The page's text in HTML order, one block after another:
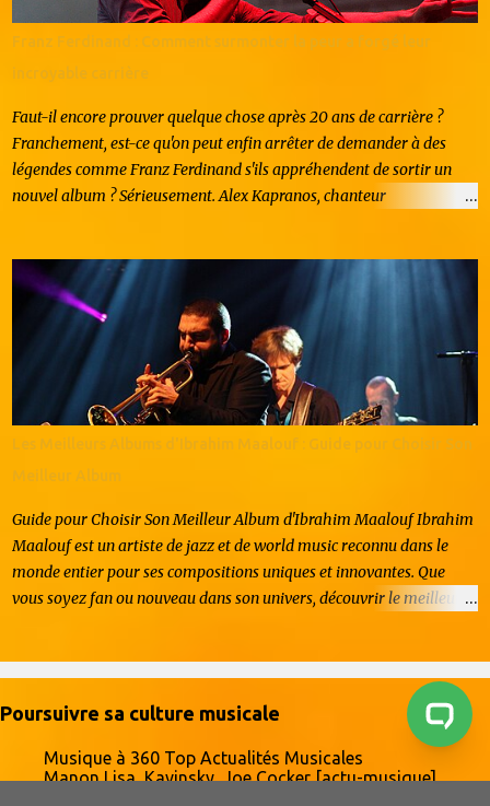
émerge vers 2020 avec une nouvelle génération d'artistes formés au
digital. Contrairement à leurs homologues anglo-saxons, les
producteurs français intègrent des influence...
Franz Ferdinand : Comment surmonter la peur a forgé leur
incroyable carrière
Faut-il encore prouver quelque chose après 20 ans de carrière ?
Franchement, est-ce qu'on peut enfin arrêter de demander à des
légendes comme Franz Ferdinand s'ils appréhendent de sortir un
nouvel album ? Sérieusement. Alex Kapranos, chanteur
britannique et de désinvolture écossaise, un grand "non". Pas de
peur, pas de stress. Juste du pur plaisir brut. Vous vous rappelez la
claque que vous avez prise en 2004 avec le légendaire Take Me Out
? Ces mecs ont littéralement redéfini ce que cool veut dire en
musique. Et pourtant, après plus de vingt ans de carrière, ils
continuent à naviguer dans l'industrie comme s'ils étaient des
nouveaux venus. Ils trouvent leur inspiration non pas en vivant dans
le passé, mais en s'attaquant sans pitié à la peur et en la
transmutant en pure énergie. Si ça,...
Les Meilleurs Albums d'Ibrahim Maalouf : Guide pour Choisir Son
Meilleur Album
Guide pour Choisir Son Meilleur Album d'Ibrahim Maalouf Ibrahim
Maalouf est un artiste de jazz et de world music reconnu dans le
monde entier pour ses compositions uniques et innovantes. Que
vous soyez fan ou nouveau dans son univers, découvrir le meilleur
vous aider à choisir parmi ses meilleurs albums. Si vous recherchez
l'album parfait pour démarrer ou enrichir votre collection, suivez le
guide ! Pourquoi Ibrahim Maalouf est un artiste incontournable ? Né
en France, Ibrahim Maalouf est d'origine libanaise. Il est connu pour
sa capacité à fusionner les genres, mêlant jazz, musique classique,
Poursuivre sa culture musicale
Musique à 360 Top Actualités Musicales
Manon Lisa, Kavinsky, Joe Cocker [actu-musique]